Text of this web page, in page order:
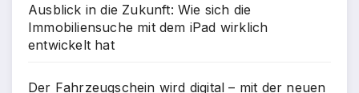
Ausblick in die Zukunft: Wie sich die
Immobiliensuche mit dem iPad wirklich
entwickelt hat
Der Fahrzeugschein wird digital – mit der neuen